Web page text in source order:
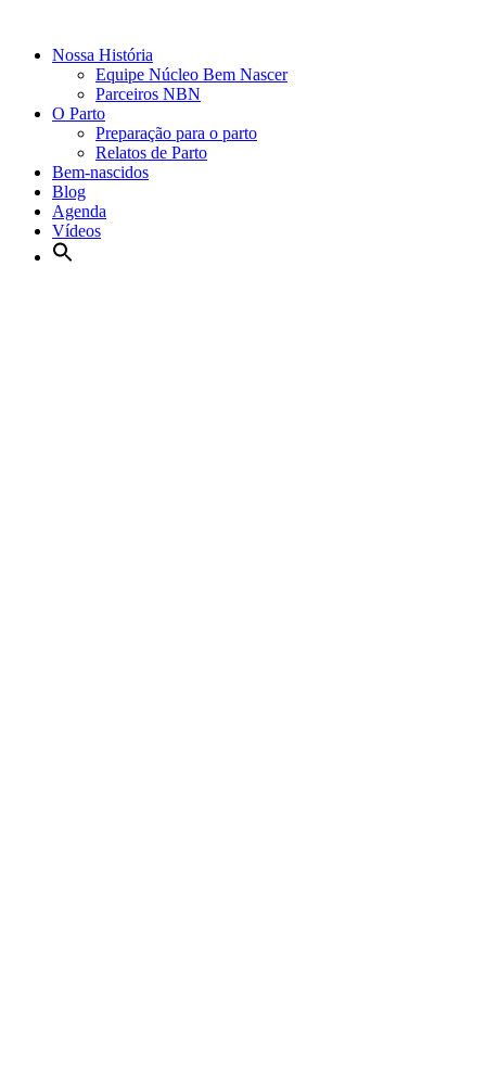
Nossa História
Equipe Núcleo Bem Nascer
Parceiros NBN
O Parto
Preparação para o parto
Relatos de Parto
Bem-nascidos
Blog
Agenda
Vídeos